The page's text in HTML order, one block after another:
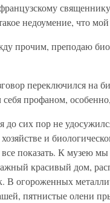
недоумение, что
прочим, преподаю
переключился на
себя профаном,
до сих пор не
и
показать. К музею
красивый дом,
В огороженных
пятнистые олени